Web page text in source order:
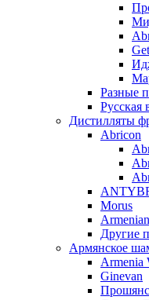
Разные
Русская
Дистилляты
Abricon
Morus
Другие
Армянское
Armenia
Ginevan